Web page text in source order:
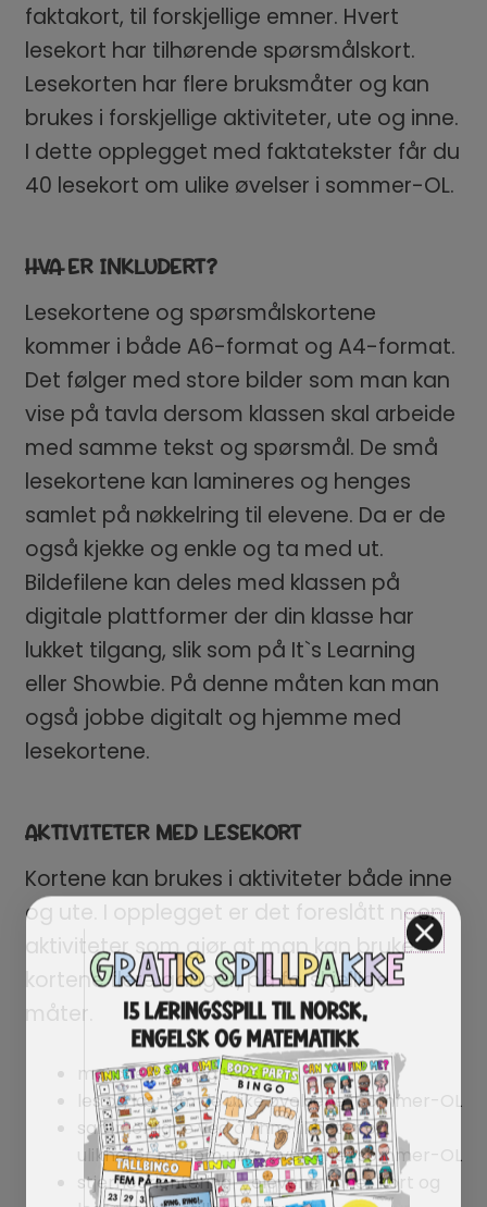
faktakort, til forskjellige emner. Hvert
lesekort har tilhørende spørsmålskort.
Lesekorten har flere bruksmåter og kan
brukes i forskjellige aktiviteter, ute og inne.
I dette opplegget med faktatekster får du
40 lesekort om ulike øvelser i sommer-OL.
HVA ER INKLUDERT?
Lesekortene og spørsmålskortene
kommer i både A6-format og A4-format.
Det følger med store bilder som man kan
vise på tavla dersom klassen skal arbeide
med samme tekst og spørsmål. De små
lesekortene kan lamineres og henges
samlet på nøkkelring til elevene. Da er de
også kjekke og enkle og ta med ut.
Bildefilene kan deles med klassen på
digitale plattformer der din klasse har
lukket tilgang, slik som på It`s Learning
eller Showbie. På denne måten kan man
også jobbe digitalt og hjemme med
lesekortene.
AKTIVITETER MED LESEKORT
Kortene kan brukes i aktiviteter både inne
og ute. I opplegget er det foreslått noen
aktiviteter som gjør at man kan bruke
kortene flere ganger, på forskjellige
måter.
matche bilde og tekst
les og lær om de ulike øvelsene i sommer-OL
sammenligne ved å finne likheter og
ulikheter mellom ulike øvelsene i sommer-OL
stjerneorientering – elevene finner kort og